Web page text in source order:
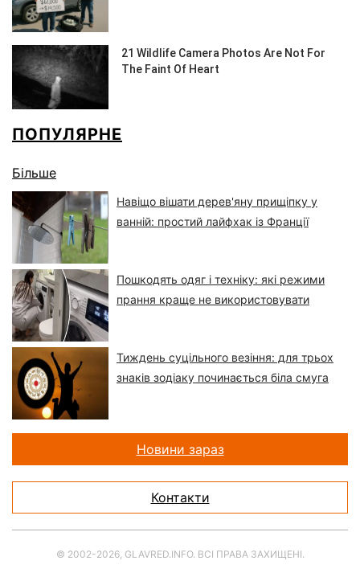
ПОПУЛЯРНЕ
Більше
Навіщо вішати дерев'яну прищіпку у
ванній: простий лайфхак із Франції
Пошкодять одяг і техніку: які режими
прання краще не використовувати
Тиждень суцільного везіння: для трьох
знаків зодіаку починається біла смуга
Новини зараз
Контакти
© 2002-2026, GLAVRED.INFO. ВСІ ПРАВА ЗАХИЩЕНІ.